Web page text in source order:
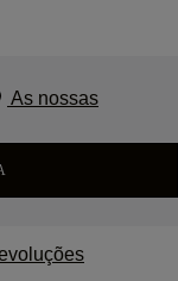
As nossas